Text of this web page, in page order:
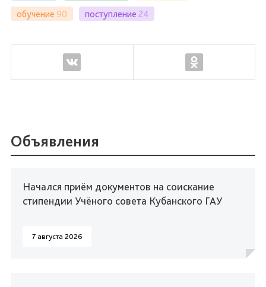
обучение 90 поступление 24
Объявления
Начался приём документов на соискание
стипендии Учёного совета Кубанского ГАУ
7 августа 2026